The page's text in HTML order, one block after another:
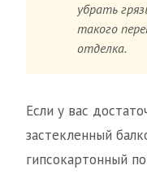
убрать
такого
отделка.
Если у вас
застекленный
гипсокартонный